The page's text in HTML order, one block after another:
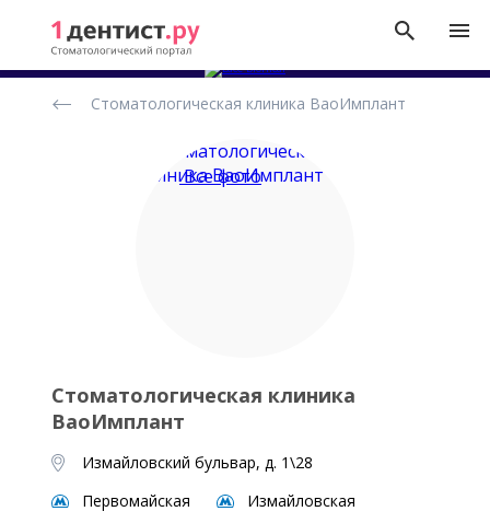
стоматологических
Стоматологическая клиника ВаоИмплант
Все фото
Стоматологическая клиника
ВаоИмплант
Измайловский бульвар, д. 1\28
Первомайская
Измайловская